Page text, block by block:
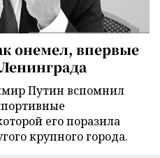
онемел, впервые
Путин вспомнил
его поразила
крупного города.